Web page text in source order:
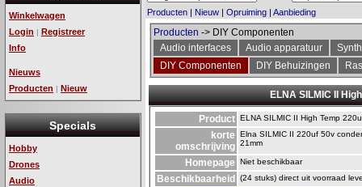
Winkelwagen
Login | Registreer
Info
Nieuws
Producten | Nieuw
Specials
Hobby
Drones
Audio
Producten | Nieuw | Opruiming | Aanbieding
Producten -> DIY Componenten
Audio interfaces
Audio apparatuur
DIY Componenten
DIY Behuizingen
ELNA SILMIC II
Product ELNA SILMIC II High Temp
korte
omschrijving
Elna SILMIC II 220uf 50v
21mm
Homepage Niet beschikbaar
Beschikbaarheid (24 stuks) direct uit voorraad